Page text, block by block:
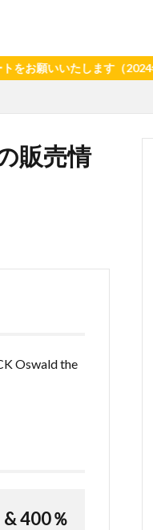
す（2024年6月21日以降
販売情
Oswald the
400％